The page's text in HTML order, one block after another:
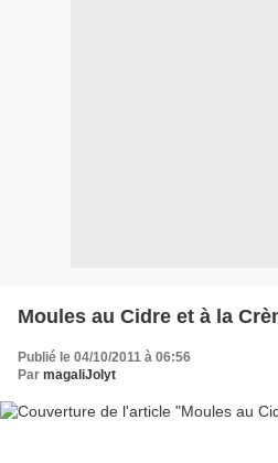
Moules au Cidre et à la
Publié le 04/10/2011 à 06:56
Par magaliJolyt